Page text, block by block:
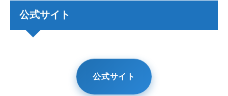
公式サイト
公式サイト